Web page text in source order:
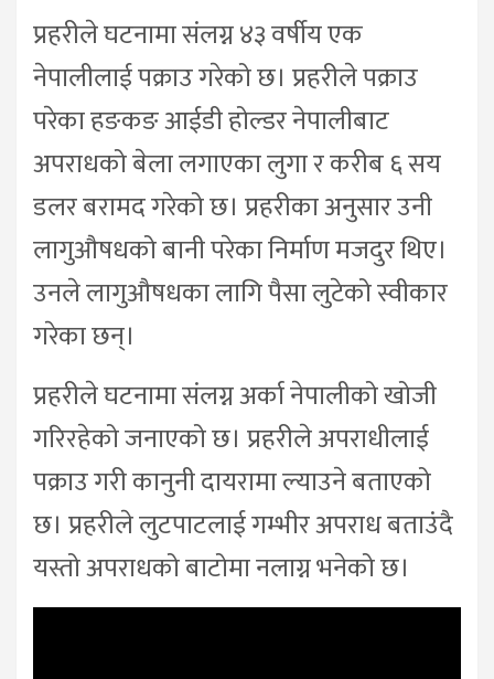
प्रहरीले घटनामा संलग्न ४३ वर्षीय एक
नेपालीलाई पक्राउ गरेको छ। प्रहरीले पक्राउ
परेका हङकङ आईडी होल्डर नेपालीबाट
अपराधको बेला लगाएका लुगा र करीब ६ सय
डलर बरामद गरेको छ। प्रहरीका अनुसार उनी
लागुऔषधको बानी परेका निर्माण मजदुर थिए।
उनले लागुऔषधका लागि पैसा लुटेको स्वीकार
गरेका छन्।
प्रहरीले घटनामा संलग्न अर्का नेपालीको खोजी
गरिरहेको जनाएको छ। प्रहरीले अपराधीलाई
पक्राउ गरी कानुनी दायरामा ल्याउने बताएको
छ। प्रहरीले लुटपाटलाई गम्भीर अपराध बताउंदै
यस्तो अपराधको बाटोमा नलाग्न भनेको छ।